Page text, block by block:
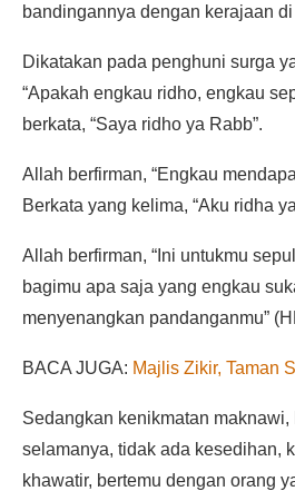
bandingannya dengan kerajaan
Dikatakan pada penghuni surga
“Apakah engkau ridho, engkau
berkata, “Saya ridho ya Rabb”.
Allah berfirman, “Engkau
Berkata yang kelima, “Aku ridha
Allah berfirman, “Ini untukmu
bagimu apa saja yang engkau
menyenangkan pandanganmu”
BACA JUGA: Majlis Zikir, Taman
Sedangkan kenikmatan maknawi,
selamanya, tidak ada kesedihan,
khawatir, bertemu dengan orang